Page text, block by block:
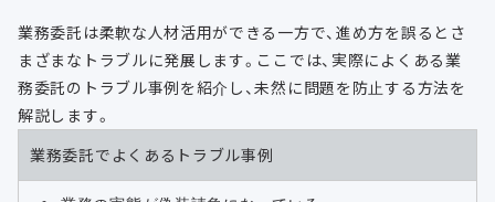
業務委託は柔軟な人材活用ができる一方で、進め方を誤るとさ
まざまなトラブルに発展します。ここでは、実際によくある業
務委託のトラブル事例を紹介し、未然に問題を防止する方法を
解説します。
業務委託でよくあるトラブル事例